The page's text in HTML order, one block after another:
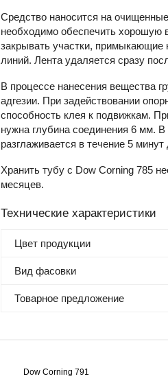
Средство наносится на
необходимо обеспечить хорошую
закрывать участки, примыкающие
линий. Лента удаляется сразу
В процессе нанесения вещества
адгезии. При задействовании
способность клея к подвижкам.
нужна глубина соединения 6 мм.
разглаживается в течение 5
Хранить тубу с Dow Corning 785
месяцев.
Технические характеристики
Цвет продукции
Вид фасовки
Товарное предложение
Dow Corning 791